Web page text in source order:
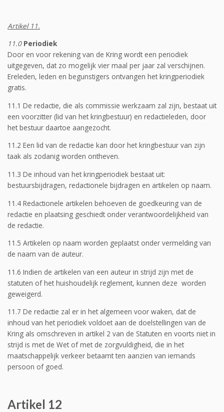
Artikel 11.
11.0 Periodiek
Door en voor rekening van de Kring wordt een periodiek
uitgegeven, dat zo mogelijk vier maal per jaar zal verschijnen.
Ereleden, leden en begunstigers ontvangen het kringperiodiek
gratis.
11.1 De redactie, die als commissie werkzaam zal zijn, bestaat uit
een voorzitter (lid van het kringbestuur) en redactieleden, door
het bestuur daartoe aangezocht.
11.2 Een lid van de redactie kan door het kringbestuur van zijn
taak als zodanig worden ontheven.
11.3 De inhoud van het kringperiodiek bestaat uit:
bestuursbijdragen, redactionele bijdragen en artikelen op naam.
11.4 Redactionele artikelen behoeven de goedkeuring van de
redactie en plaatsing geschiedt onder verantwoordelijkheid van
de redactie.
11.5 Artikelen op naam worden geplaatst onder vermelding van
de naam van de auteur.
11.6 Indien de artikelen van een auteur in strijd zijn met de
statuten of het huishoudelijk reglement, kunnen deze worden
geweigerd.
11.7 De redactie zal er in het algemeen voor waken, dat de
inhoud van het periodiek voldoet aan de doelstellingen van de
Kring als omschreven in artikel 2 van de Statuten en voorts niet in
strijd is met de Wet of met de zorgvuldigheid, die in het
maatschappelijk verkeer betaamt ten aanzien van iemands
persoon of goed.
Artikel 12